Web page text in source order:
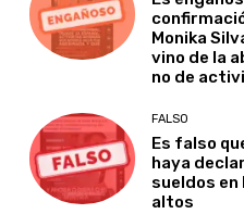
Monika
vino de la
no de
FALSO
Es falso
haya
sueldos en
altos